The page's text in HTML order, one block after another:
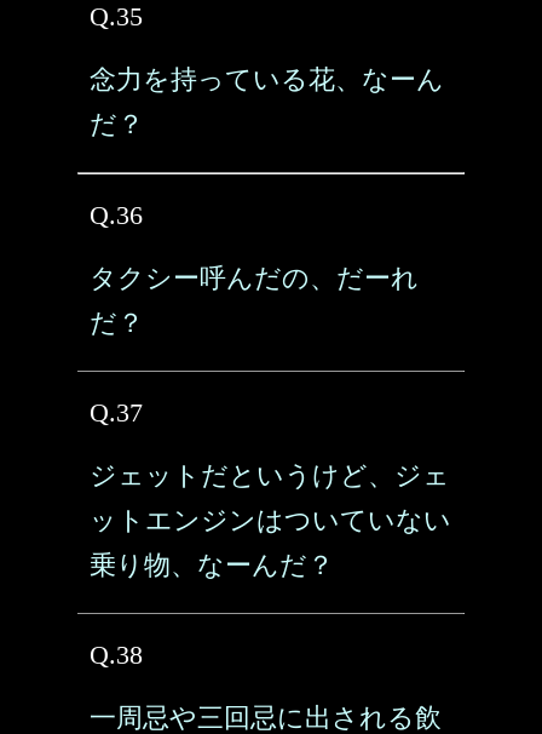
Q.35
念力を持っている花、なーん
だ？
Q.36
タクシー呼んだの、だーれ
だ？
Q.37
ジェットだというけど、ジェ
ットエンジンはついていない
乗り物、なーんだ？
Q.38
一周忌や三回忌に出される飲